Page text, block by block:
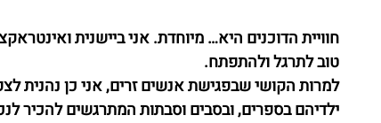
חוויית הדוכנים היא… מיוחדת. אני ביישנית
טוב לתרגל ולהתפתח.
למרות הקושי שבפגישת אנשים זרים, אני כן נהנית
ילדיהם בספרים, ובסבים וסבתות המתרגשים להכיר